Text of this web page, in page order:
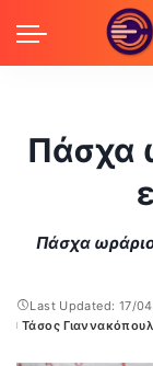
Πάσχα
Πάσχα
Last Updated: 17/
Posted
Τάσος